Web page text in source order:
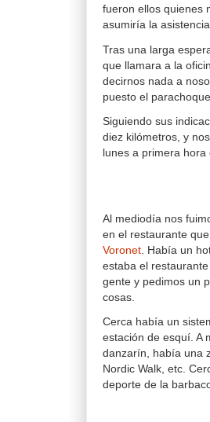
fueron ellos quienes
asumiría la asistencia.
Tras una larga
que llamara a la
decirnos nada a
puesto el
Siguiendo sus
diez kilómetros, y
lunes a primera
Al mediodía nos
en el restaurante
Voronet . Había un
estaba el
gente y pedimos un
cosas.
Cerca había un
estación de esquí. A
danzarín, había una
Nordic Walk, etc.
deporte de la